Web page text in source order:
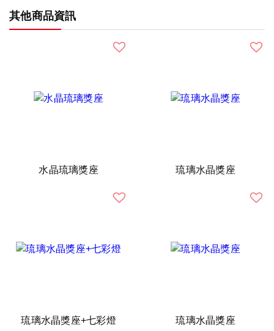
其他商品資訊
水晶琉璃獎座 琉璃水晶獎座
琉璃水晶獎座+七彩燈 琉璃水晶獎座